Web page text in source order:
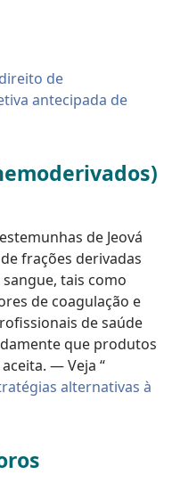
de
antecipada de
de Jeová
frações derivadas
tais como
de coagulação e
de saúde
que produtos
— Veja “
alternativas à